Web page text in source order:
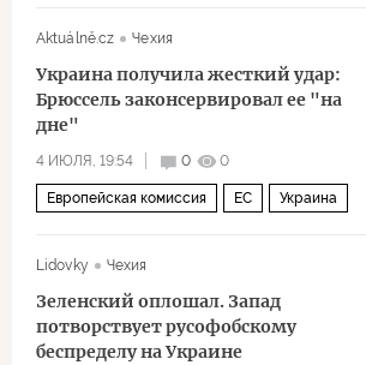
Aktuálně.cz Чехия
Украина получила жесткий удар:
Брюссель законсервировал ее "на
дне"
4 ИЮЛЯ, 19:54 0 0
Европейская комиссия ЕС Украина
Lidovky Чехия
Зеленский оплошал. Запад
потворствует русофобскому
беспределу на Украине